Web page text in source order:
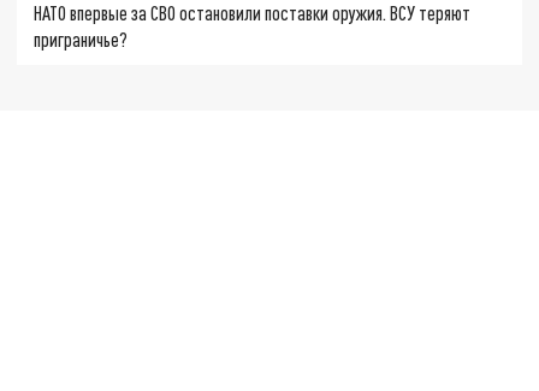
НАТО впервые за СВО остановили поставки оружия. ВСУ теряют
приграничье?